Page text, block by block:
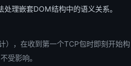
理嵌套DOM结构中的语义关系。
，在收到第一个TCP包时即刻开始构
受影响。